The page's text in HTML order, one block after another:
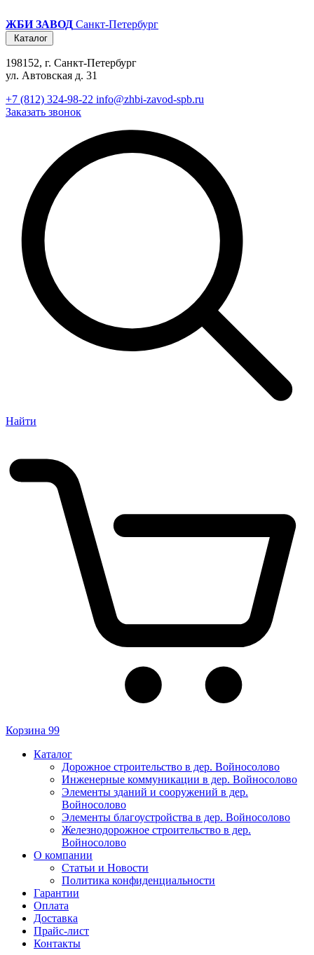
ЖБИ ЗАВОД Санкт-Петербург
Каталог
198152, г. Санкт-Петербург
ул. Автовская д. 31
+7 (812) 324-98-22 info@zhbi-zavod-spb.ru
Заказать звонок
Найти
Корзина 99
Каталог
Дорожное строительство в дер. Войносолово
Инженерные коммуникации в дер. Войносолово
Элементы зданий и сооружений в дер.
Войносолово
Элементы благоустройства в дер. Войносолово
Железнодорожное строительство в дер.
Войносолово
О компании
Статьи и Новости
Политика конфиденциальности
Гарантии
Оплата
Доставка
Прайс-лист
Контакты